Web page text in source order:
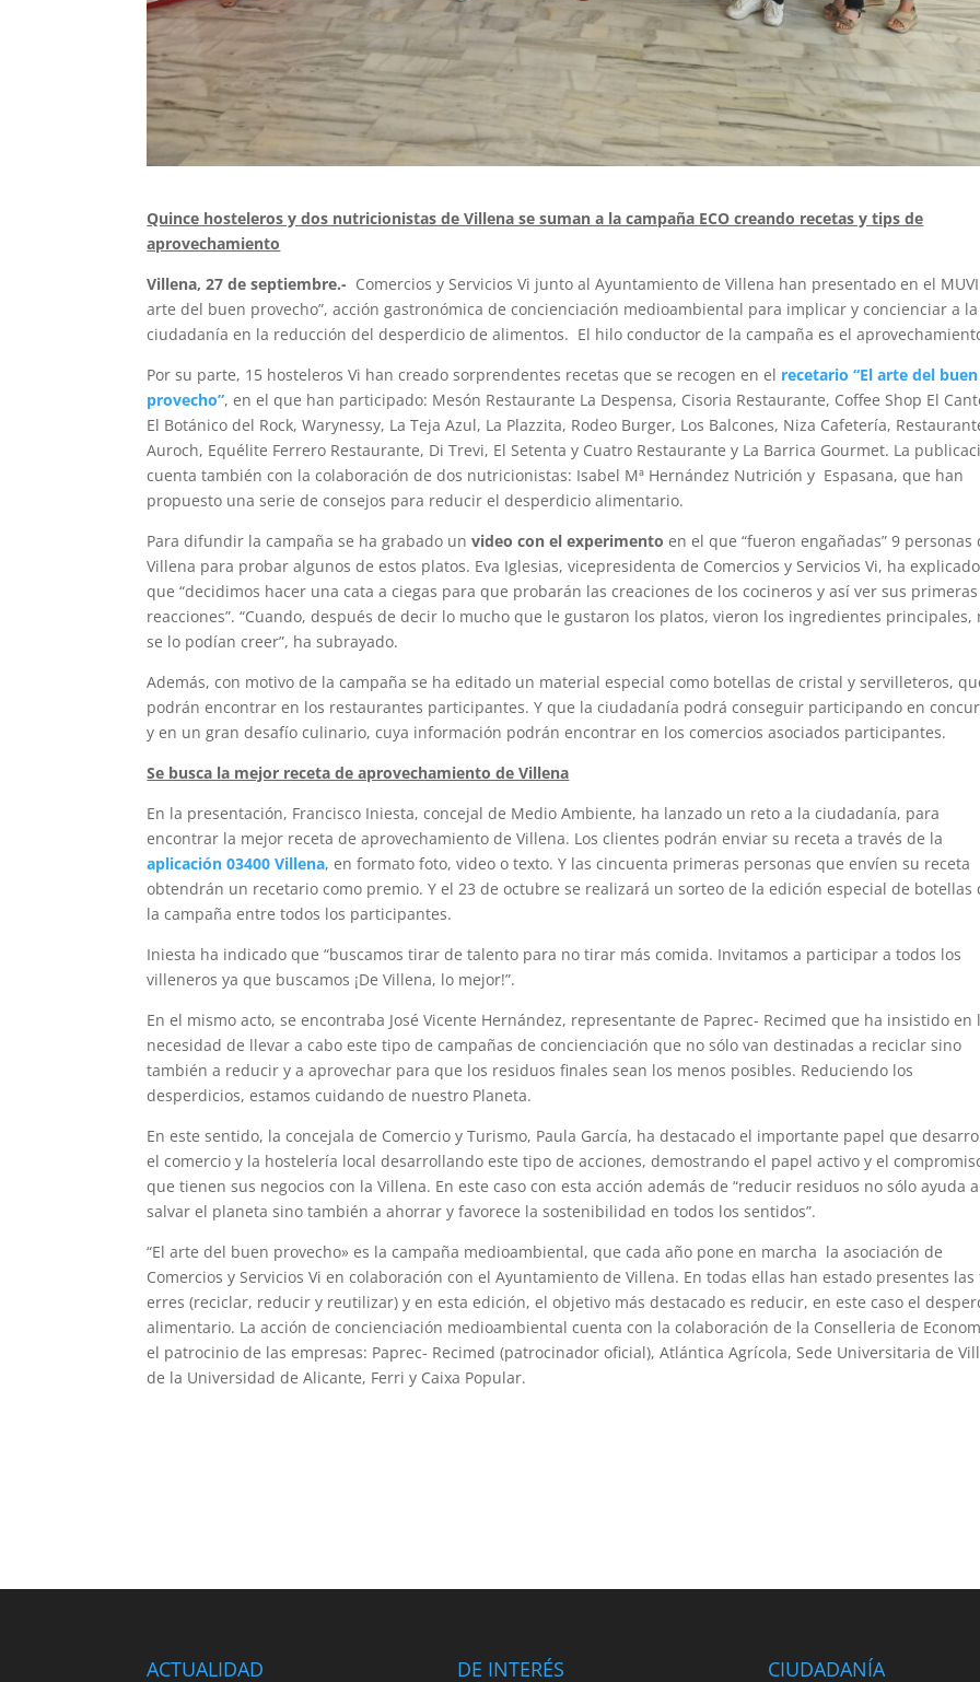
Quince hosteleros y dos nutricionistas de Villena se suman a la campaña ECO creando recetas y tips de
aprovechamiento
Villena, 27 de septiembre.- Comercios y Servicios Vi junto al Ayuntamiento de Villena han presentado en el MUVI
arte del buen provecho”, acción gastronómica de concienciación medioambiental para implicar y concienciar a la
ciudadanía en la reducción del desperdicio de alimentos. El hilo conductor de la campaña es el
Por su parte, 15 hosteleros Vi han creado sorprendentes recetas que se recogen en el recetario “El arte del buen
provecho”, en el que han participado: Mesón Restaurante La Despensa, Cisoria Restaurante, Coffee Shop El
El Botánico del Rock, Warynessy, La Teja Azul, La Plazzita, Rodeo Burger, Los Balcones, Niza Cafetería,
Auroch, Equélite Ferrero Restaurante, Di Trevi, El Setenta y Cuatro Restaurante y La Barrica Gourmet. La
cuenta también con la colaboración de dos nutricionistas: Isabel Mª Hernández Nutrición y Espasana, que han
propuesto una serie de consejos para reducir el desperdicio alimentario.
Para difundir la campaña se ha grabado un video con el experimentoen el que “fueron engañadas” 9 personas
Villena para probar algunos de estos platos. Eva Iglesias, vicepresidenta de Comercios y Servicios Vi, ha explicado
que “decidimos hacer una cata a ciegas para que probarán las creaciones de los cocineros y así ver sus primeras
reacciones”. “Cuando, después de decir lo mucho que le gustaron los platos, vieron los ingredientes principales,
se lo podían creer”, ha subrayado.
Además, con motivo de la campaña se ha editado un material especial como botellas de cristal y servilleteros,
podrán encontrar en los restaurantes participantes. Y que la ciudadanía podrá conseguir participando en
y en un gran desafío culinario, cuya información podrán encontrar en los comercios asociados participantes.
Se busca la mejor receta de aprovechamiento de Villena
En la presentación, Francisco Iniesta, concejal de Medio Ambiente, ha lanzado un reto a la ciudadanía, para
encontrar la mejor receta de aprovechamiento de Villena. Los clientes podrán enviar su receta a través de la
aplicación 03400 Villena, en formato foto, video o texto. Y las cincuenta primeras personas que envíen su receta
obtendrán un recetario como premio. Y el 23 de octubre se realizará un sorteo de la edición especial de botellas
la campaña entre todos los participantes.
Iniesta ha indicado que “buscamos tirar de talento para no tirar más comida. Invitamos a participar a todos los
villeneros ya que buscamos ¡De Villena, lo mejor!”.
En el mismo acto, se encontraba José Vicente Hernández, representante de Paprec- Recimed que ha insistido en
necesidad de llevar a cabo este tipo de campañas de concienciación que no sólo van destinadas a reciclar sino
también a reducir y a aprovechar para que los residuos finales sean los menos posibles. Reduciendo los
desperdicios, estamos cuidando de nuestro Planeta.
En este sentido, la concejala de Comercio y Turismo, Paula García, ha destacado el importante papel que
el comercio y la hostelería local desarrollando este tipo de acciones, demostrando el papel activo y el
que tienen sus negocios con la Villena. En este caso con esta acción además de “reducir residuos no sólo ayuda a
salvar el planeta sino también a ahorrar y favorece la sostenibilidad en todos los sentidos”.
“El arte del buen provecho» es la campaña medioambiental, que cada año pone en marcha la asociación de
Comercios y Servicios Vi en colaboración con el Ayuntamiento de Villena. En todas ellas han estado presentes las
erres (reciclar, reducir y reutilizar) y en esta edición, el objetivo más destacado es reducir, en este caso el
alimentario. La acción de concienciación medioambiental cuenta con la colaboración de la Conselleria de
el patrocinio de las empresas: Paprec- Recimed (patrocinador oficial), Atlántica Agrícola, Sede Universitaria de
de la Universidad de Alicante, Ferri y Caixa Popular.
ACTUALIDAD DE INTERÉS CIUDADANÍA